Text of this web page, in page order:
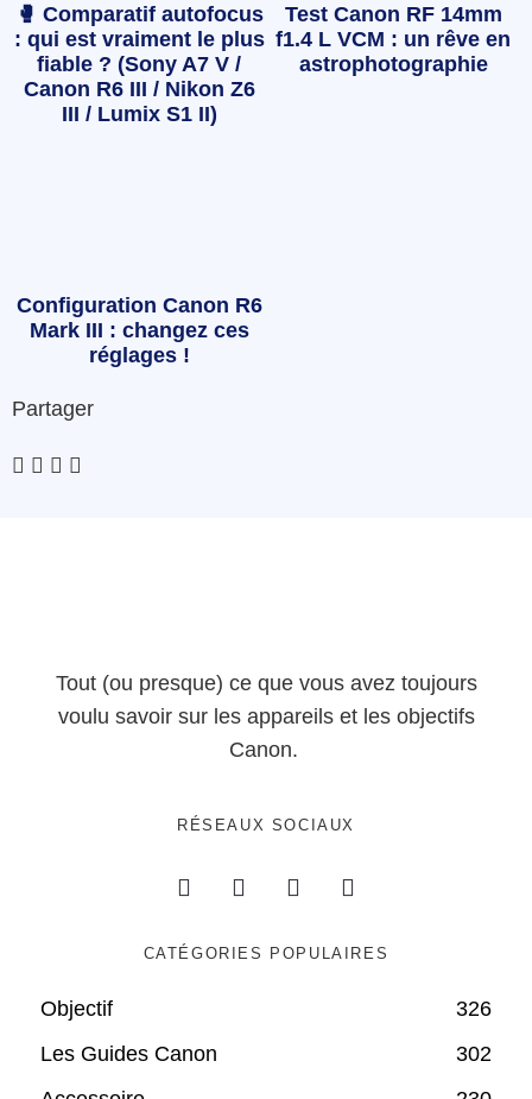
🥊 Comparatif autofocus
: qui est vraiment le plus
fiable ? (Sony A7 V /
Canon R6 III / Nikon Z6
III / Lumix S1 II)
Test Canon RF 14mm
f1.4 L VCM : un rêve en
astrophotographie
Configuration Canon R6
Mark III : changez ces
réglages !
Partager
Tout (ou presque) ce que vous avez toujours
voulu savoir sur les appareils et les objectifs
Canon.
RÉSEAUX SOCIAUX
CATÉGORIES POPULAIRES
Objectif
326
Les Guides Canon
302